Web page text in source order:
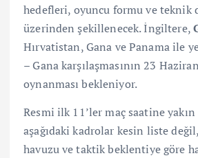
hedefleri, oyuncu formu ve teknik
üzerinden şekillenecek. İngiltere,
Hırvatistan, Gana ve Panama ile
– Gana karşılaşmasının 23
oynanması bekleniyor.
Resmi ilk 11’ler maç saatine yakın
aşağıdaki kadrolar kesin liste
havuzu ve taktik beklentiye göre